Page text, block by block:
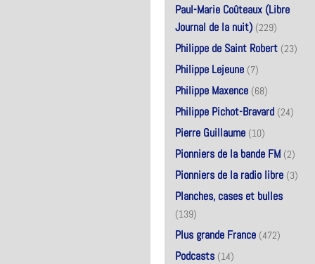
Paul-Marie Coûteaux (Libre
Journal de la nuit) (229)
Philippe de Saint Robert (23)
Philippe Lejeune (7)
Philippe Maxence (68)
Philippe Pichot-Bravard (24)
Pierre Guillaume (10)
Pionniers de la bande FM (2)
Pionniers de la radio libre (3)
Planches, cases et bulles
(139)
Plus grande France (472)
Podcasts (14)